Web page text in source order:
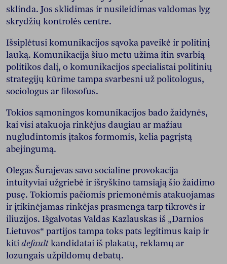
sklinda. Jos sklidimas ir nusileidimas valdomas lyg
skrydžių kontrolės centre.
Išsiplėtusi komunikacijos sąvoka paveikė ir politinį
lauką. Komunikacija šiuo metu užima itin svarbią
politikos dalį, o komunikacijos specialistai politinių
strategijų kūrime tampa svarbesni už politologus,
sociologus ar filosofus.
Tokios sąmoningos komunikacijos bado žaidynės,
kai visi atakuoja rinkėjus daugiau ar mažiau
nugludintomis įtakos formomis, kelia pagrįstą
abejingumą.
Olegas Šurajevas savo socialine provokacija
intuityviai užgriebė ir išryškino tamsiąją šio žaidimo
pusę. Tokiomis pačiomis priemonėmis atakuojamas
ir įtikinėjamas rinkėjas prasmenga tarp tikrovės ir
iliuzijos. Išgalvotas Valdas Kazlauskas iš „Darnios
Lietuvos“ partijos tampa toks pats legitimus kaip ir
kitidefaultkandidatai iš plakatų, reklamų ar
lozungais užpildomų debatų.